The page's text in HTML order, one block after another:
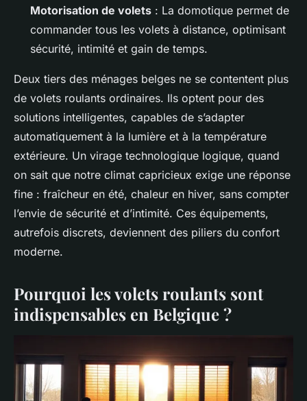
Motorisation de volets : La domotique permet de
commander tous les volets à distance, optimisant
sécurité, intimité et gain de temps.
Deux tiers des ménages belges ne se contentent plus
de volets roulants ordinaires. Ils optent pour des
solutions intelligentes, capables de s’adapter
automatiquement à la lumière et à la température
extérieure. Un virage technologique logique, quand
on sait que notre climat capricieux exige une réponse
fine : fraîcheur en été, chaleur en hiver, sans compter
l’envie de sécurité et d’intimité. Ces équipements,
autrefois discrets, deviennent des piliers du confort
moderne.
Pourquoi les volets roulants sont
indispensables en Belgique ?